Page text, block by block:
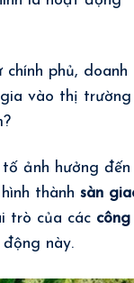
phủ, doanh
vào thị trường
ảnh hưởng đến
thành sàn
trò của các
này.